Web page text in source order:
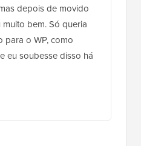
depois de movido
bem. Só queria
para o WP, como
eu soubesse disso há